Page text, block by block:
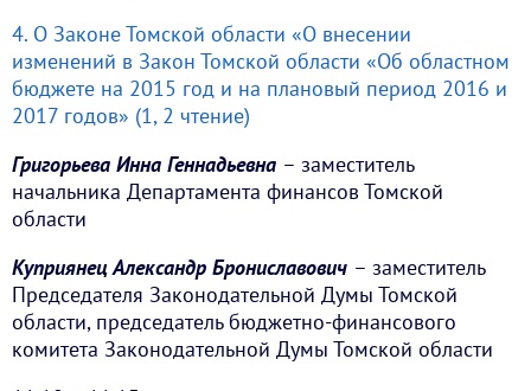
4. О Законе Томской области «О внесении
изменений в Закон Томской области «Об областном
бюджете на 2015 год и на плановый период 2016 и
2017 годов» (1, 2 чтение)
Григорьева Инна Геннадьевна – заместитель
начальника Департамента финансов Томской
области
Куприянец Александр Брониславович – заместитель
Председателя Законодательной Думы Томской
области, председатель бюджетно-финансового
комитета Законодательной Думы Томской области